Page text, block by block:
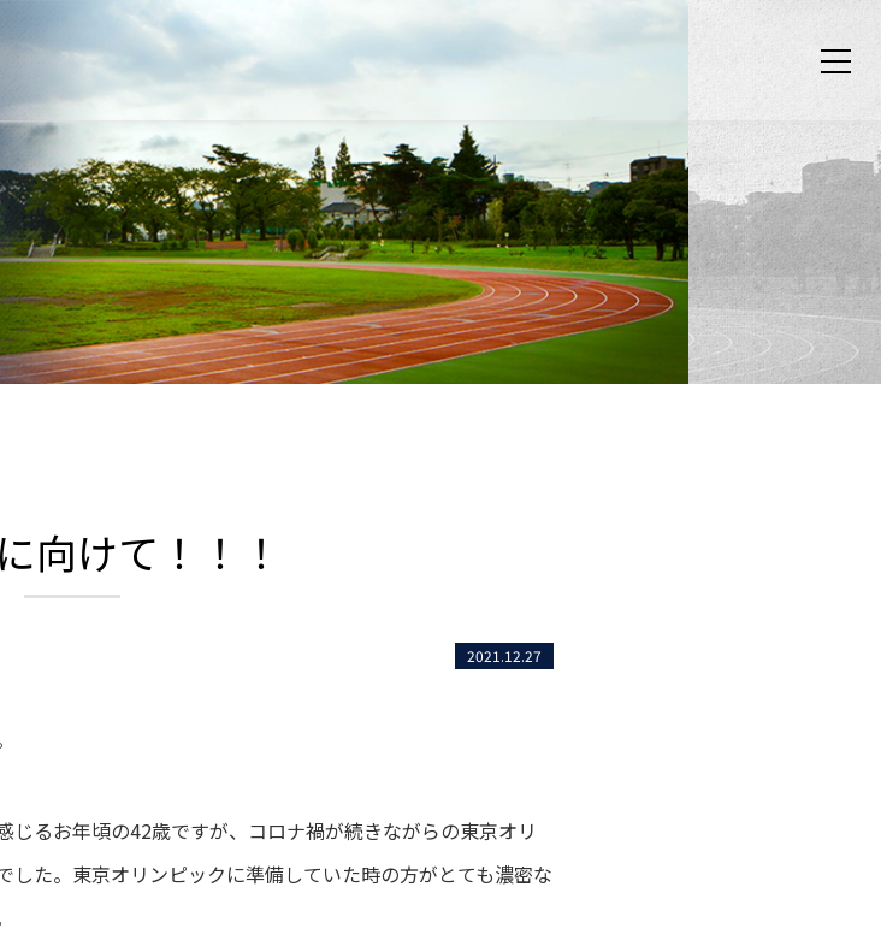
向けて！！！
2021.12.27
るお年頃の42歳ですが、コロナ禍が続きながらの東京オリ
た。東京オリンピックに準備していた時の方がとても濃密な